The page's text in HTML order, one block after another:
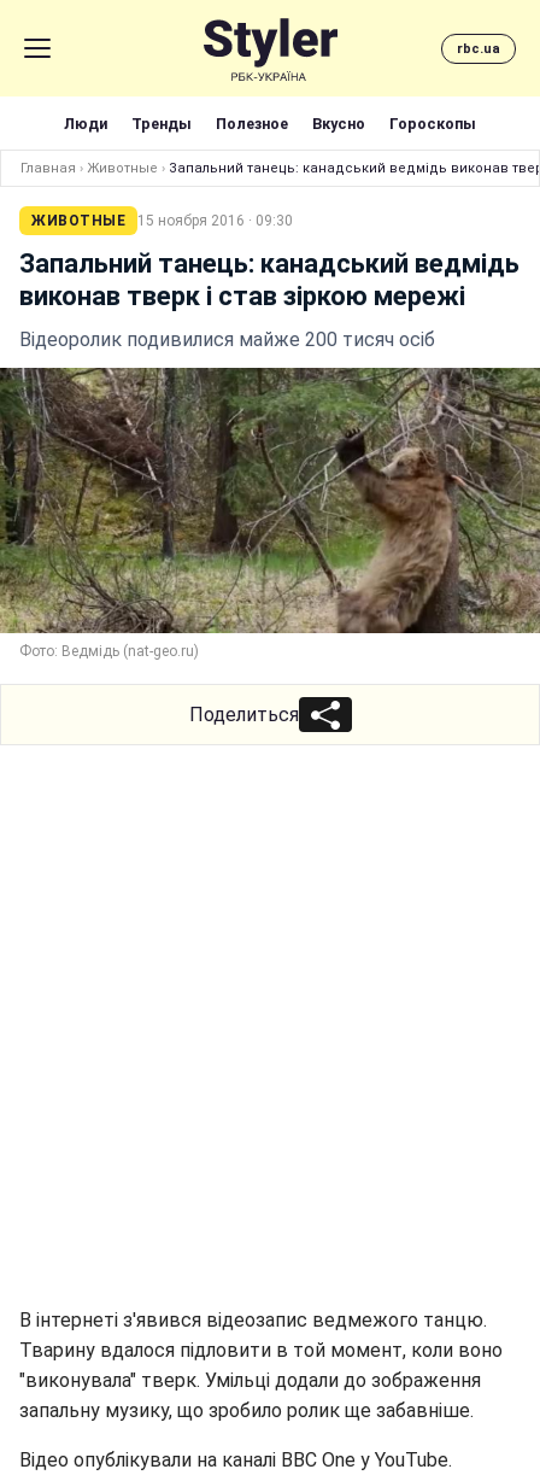
rbc.ua
Люди Тренды Полезное Вкусно Гороскопы
Главная › Животные › Запальний танець: канадський ведмідь виконав
ЖИВОТНЫЕ 15 ноября 2016 · 09:30
Запальний танець: канадський ведмідь
виконав тверк і став зіркою мережі
Відеоролик подивилися майже 200 тисяч осіб
Фото: Ведмідь (nat-geo.ru)
Поделиться
В інтернеті з'явився відеозапис ведмежого танцю.
Тварину вдалося підловити в той момент, коли воно
"виконувала" тверк. Умільці додали до зображення
запальну музику, що зробило ролик ще забавніше.
Відео опублікували на каналі BBC One у YouTube.